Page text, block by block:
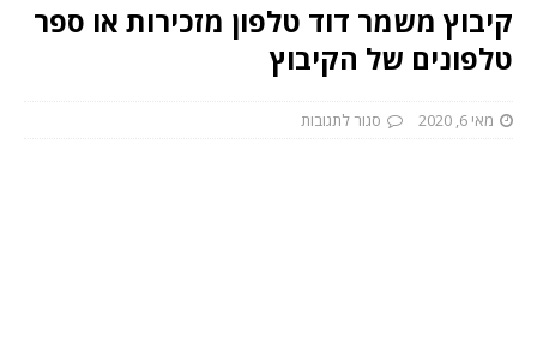
קיבוץ משמר דוד טלפון מזכירות או ספר
טלפונים של הקיבוץ
מאי 6, 2020 סגור לתגובות